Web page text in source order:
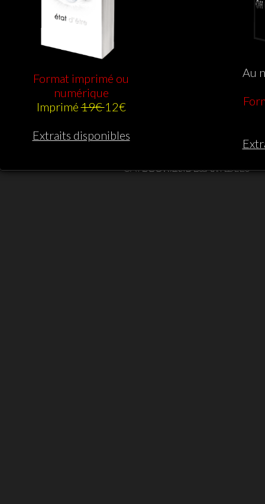
Format imprimé ou
numérique
Imprimé19€12€
Extraits disponibles
Au
SECTIONS DU SITE
CATÉGORIES DES ARTICLES